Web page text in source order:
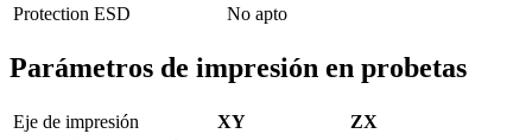
Protection ESD
No apto
Parámetros de impresión en probetas
Eje de impresión XY
ZX